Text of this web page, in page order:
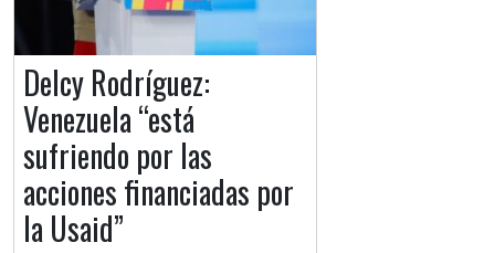
Delcy Rodríguez:
Venezuela “está
sufriendo por las
acciones financiadas por
la Usaid”